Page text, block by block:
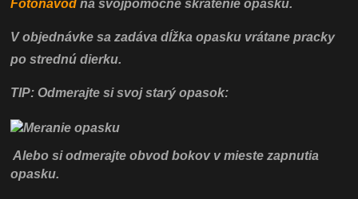
Fotonávod na svojpomocnéskrátenie opasku.
V objednávke sa zadáva dĺžka opasku vrátane pracky
po strednú dierku.
TIP: Odmerajte si svoj starý opasok:
Alebo si odmerajte obvod bokov v mieste zapnutia
opasku.